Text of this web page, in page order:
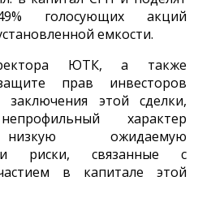
голосующих акций
емкости.
ЮТК, а также
прав инвесторов
заключения этой сделки,
характер
ожидаемую
и риски, связанные с
в капитале этой